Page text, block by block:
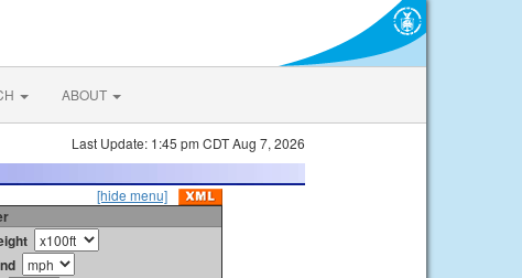
ABOUT
Last Update: 1:45 pm CDT Aug 7, 2026
[hide menu]